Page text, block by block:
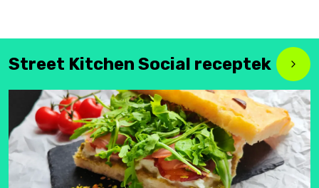
Street Kitchen Social receptek